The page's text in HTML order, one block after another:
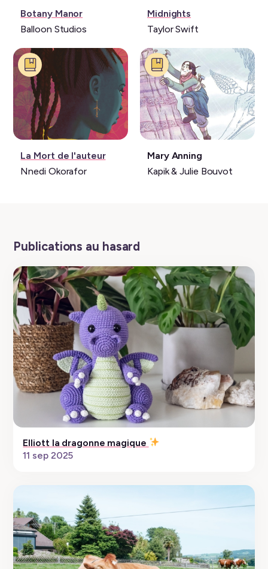
Jeu
vidéo:
Botany Manor
Balloon Studios
Musique:
Midnights
Taylor Swift
Livre:
La Mort de l'auteur
Nnedi Okorafor
Livre:
Mary Anning
Kapik & Julie Bouvot
Publications au hasard
Elliott la dragonne magique
11 sep 2025